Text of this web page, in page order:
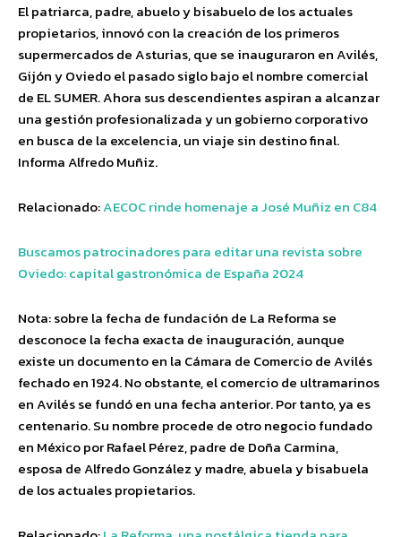
El patriarca, padre, abuelo y bisabuelo de los actuales
propietarios, innovó con la creación de los primeros
supermercados de Asturias, que se inauguraron en Avilés,
Gijón y Oviedo el pasado siglo bajo el nombre comercial
de EL SUMER. Ahora sus descendientes aspiran a alcanzar
una gestión profesionalizada y un gobierno corporativo
en busca de la excelencia, un viaje sin destino final.
Informa Alfredo Muñiz.
Relacionado:AECOC rinde homenaje a José Muñiz en C84
Buscamos patrocinadores para editar una revista sobre
Oviedo: capital gastronómica de España 2024
Nota: sobre la fecha de fundación de La Reforma se
desconoce la fecha exacta de inauguración, aunque
existe un documento en la Cámara de Comercio de Avilés
fechado en 1924. No obstante, el comercio de ultramarinos
en Avilés se fundó en una fecha anterior. Por tanto, ya es
centenario. Su nombre procede de otro negocio fundado
en México por Rafael Pérez, padre de Doña Carmina,
esposa de Alfredo González y madre, abuela y bisabuela
de los actuales propietarios.